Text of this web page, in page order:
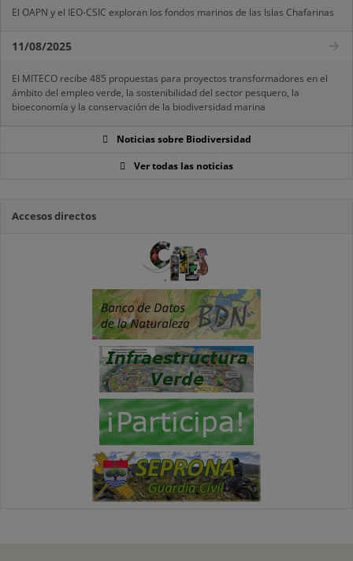
El OAPN y el IEO-CSIC exploran los fondos marinos de las Islas Chafarinas
11/08/2025
El MITECO recibe 485 propuestas para proyectos transformadores en el
ámbito del empleo verde, la sostenibilidad del sector pesquero, la
bioeconomía y la conservación de la biodiversidad marina
Noticias sobre Biodiversidad
Ver todas las noticias
Accesos directos